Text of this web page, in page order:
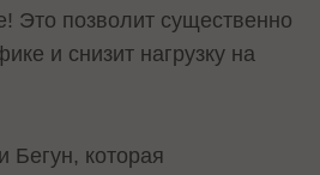
Это позволит существенно
и снизит нагрузку на
Бегун, которая